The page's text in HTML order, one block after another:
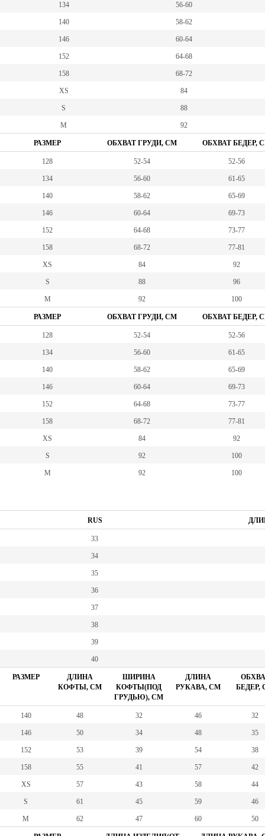
134 56-60
140 58-62
146 60-64
152 64-68
158 68-72
XS 84
S 88
M 92
РАЗМЕР ОБХВАТ ГРУДИ, СМ ОБХВАТ БЕДЕР,
128 52-54 52-56
134 56-60 61-65
140 58-62 65-69
146 60-64 69-73
152 64-68 73-77
158 68-72 77-81
XS 84 92
S 88 96
M 92 100
РАЗМЕР ОБХВАТ ГРУДИ, СМ ОБХВАТ БЕДЕР,
128 52-54 52-56
134 56-60 61-65
140 58-62 65-69
146 60-64 69-73
152 64-68 73-77
158 68-72 77-81
XS 84 92
S 92 100
M 92 100
RUS
33
34
35
36
37
38
39
40
РАЗМЕР
ДЛИНА
КОФТЫ, СМ
ШИРИНА
КОФТЫ(ПОД
ГРУДЬЮ), СМ
ДЛИНА
РУКАВА, СМ
БЕДЕР,
140 48 32 46 32
146 50 34 48 35
152 53 39 54 38
158 55 41 57 42
XS 57 43 58 44
S 61 45 59 46
M 62 47 60 50